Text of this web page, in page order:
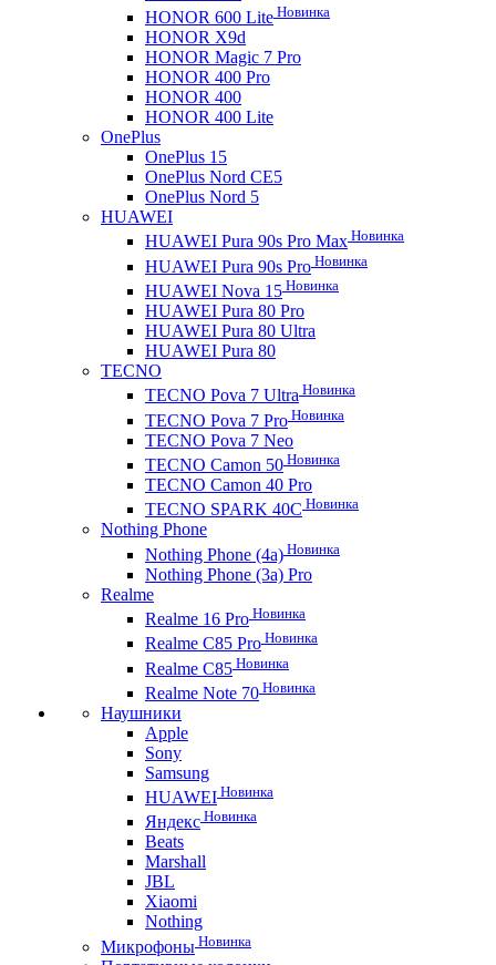
HONOR 600 Lite Новинка
HONOR X9d
HONOR Magic 7 Pro
HONOR 400 Pro
HONOR 400
HONOR 400 Lite
OnePlus
OnePlus 15
OnePlus Nord CE5
OnePlus Nord 5
HUAWEI
HUAWEI Pura 90s Pro Max Новинка
HUAWEI Pura 90s Pro Новинка
HUAWEI Nova 15 Новинка
HUAWEI Pura 80 Pro
HUAWEI Pura 80 Ultra
HUAWEI Pura 80
TECNO
TECNO Pova 7 Ultra Новинка
TECNO Pova 7 Pro Новинка
TECNO Pova 7 Neo
TECNO Camon 50 Новинка
TECNO Camon 40 Pro
TECNO SPARK 40C Новинка
Nothing Phone
Nothing Phone (4a) Новинка
Nothing Phone (3a) Pro
Realme
Realme 16 Pro Новинка
Realme C85 Pro Новинка
Realme C85 Новинка
Realme Note 70 Новинка
Наушники
Apple
Sony
Samsung
HUAWEI Новинка
Яндекс Новинка
Beats
Marshall
JBL
Xiaomi
Nothing
Микрофоны Новинка